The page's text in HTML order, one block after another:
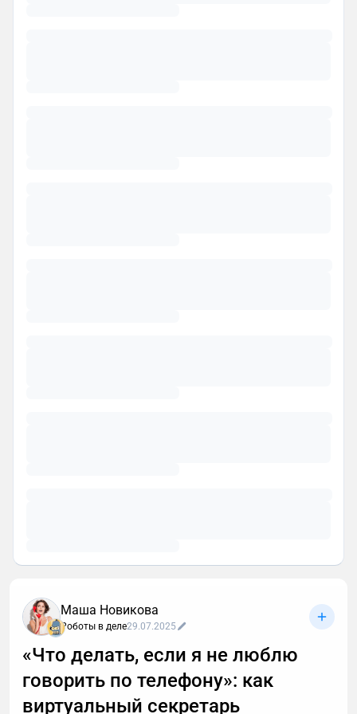
Маша Новикова
Роботы в деле29.07.2025
«Что делать, если я не люблю
говорить по телефону»: как
виртуальный секретарь